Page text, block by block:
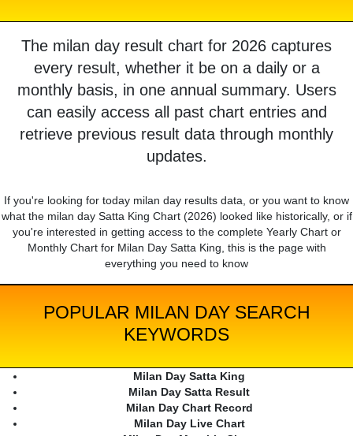
The milan day result chart for 2026 captures
every result, whether it be on a daily or a
monthly basis, in one annual summary. Users
can easily access all past chart entries and
retrieve previous result data through monthly
updates.
If you're looking for today milan day results data, or you want to know
what the milan day Satta King Chart (2026) looked like historically, or if
you're interested in getting access to the complete Yearly Chart or
Monthly Chart for Milan Day Satta King, this is the page with
everything you need to know
POPULAR MILAN DAY SEARCH
KEYWORDS
Milan Day Satta King
Milan Day Satta Result
Milan Day Chart Record
Milan Day Live Chart